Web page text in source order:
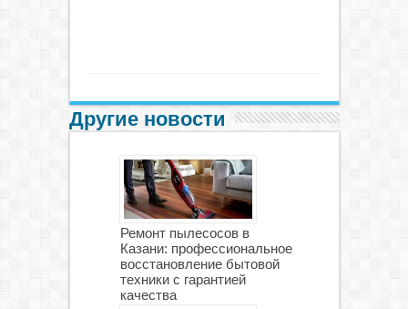
Другие новости
Ремонт пылесосов в
Казани: профессиональное
восстановление бытовой
техники с гарантией
качества